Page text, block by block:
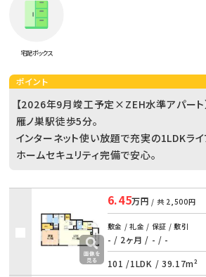
宅配ボックス
ポイント
【2026年9月竣工予定×ZEH水準アパート
雁ノ巣駅徒歩5分。
インターネット使い放題で充実の1LDKライ
ホームセキュリティ完備で安心。
6.45万円 / 共 2,500円
敷金 / 礼金 / 保証 / 敷引
- / 2ヶ月 / - / -
101 /1LDK / 39.17m²